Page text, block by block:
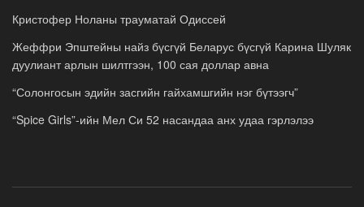
Кристофер Ноланы трауматай Одиссей
Жеффри Эпштейны найз бүсгүй Беларус бүсгүй Карина Шуляк
дуулиант арлын шилтгээн, 100 сая доллар авна
“Солонгосын эдийн засгийн гайхамшгийн нэг бүтээгч”
“Spice Girls”-ийн Мел Си 52 насандаа анх удаа гэрлэлээ